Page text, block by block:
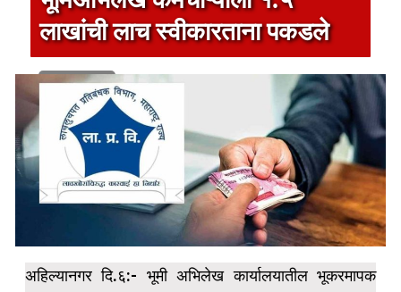
लाखांची लाच स्वीकारताना पकडले
1 min read
अहिल्यानगर दि.६:- भूमी अभिलेख कार्यालयातील भूकरमापक